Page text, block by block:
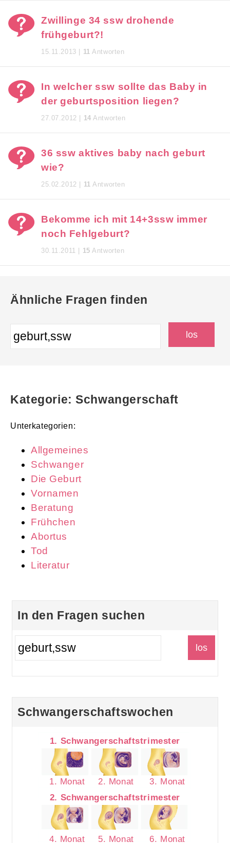
Zwillinge 34 ssw drohende
frühgeburt?!
15.11.2013 | 11 Antworten
In welcher ssw sollte das Baby in
der geburtsposition liegen?
27.07.2012 | 14 Antworten
36 ssw aktives baby nach geburt
wie?
25.02.2012 | 11 Antworten
Bekomme ich mit 14+3ssw immer
noch Fehlgeburt?
30.11.2011 | 15 Antworten
Ähnliche Fragen finden
Kategorie: Schwangerschaft
Unterkategorien:
Allgemeines
Schwanger
Die Geburt
Vornamen
Beratung
Frühchen
Abortus
Tod
Literatur
In den Fragen suchen
Schwangerschaftswochen
1. Schwangerschaftstrimester
1. Monat 2. Monat
3. Monat
2. Schwangerschaftstrimester
4. Monat 5. Monat 6. Monat